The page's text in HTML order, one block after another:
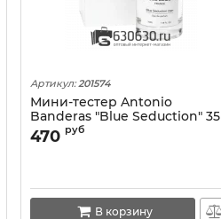
Артикул: 201574
Мини-тестер Antonio
Banderas "Blue Seduction" 35
ml
470 руб
В корзину